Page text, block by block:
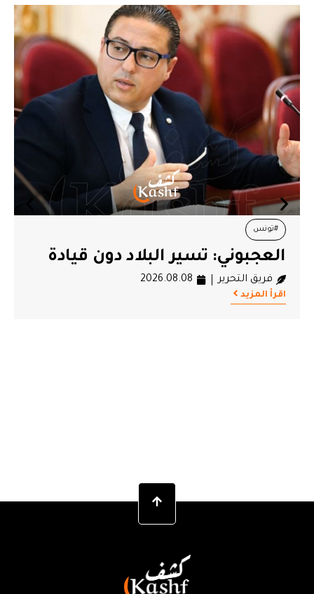
#تونس
العجبوني: تسير البلاد دون قيادة
فريق التحرير 2026.08.08
اقرأ المزيد